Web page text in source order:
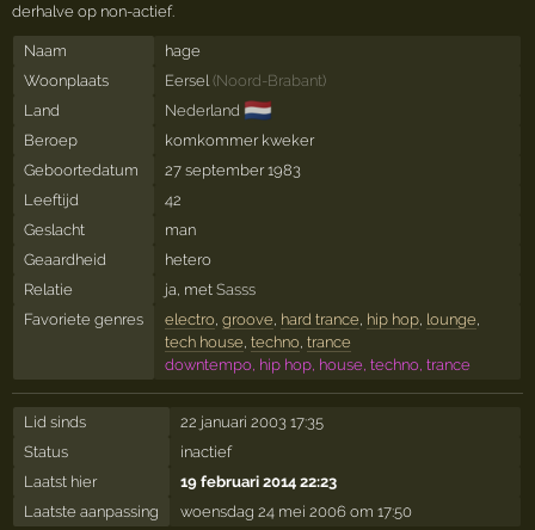
derhalve op non-actief.
Naam
hage
Woonplaats
Eersel (Noord-Brabant)
Land
Nederland 🇳🇱
Beroep
komkommer kweker
Geboortedatum
27 september 1983
Leeftijd
42
Geslacht
man
Geaardheid
hetero
Relatie
ja, met Sasss
Favoriete genres
electro, groove hard trance hip hop, lounge
tech house techno, trance
downtempo, hip hop, house, techno, trance
Lid sinds
22 januari 2003 17:35
Status
inactief
Laatst hier
19 februari 2014 22:23
Laatste aanpassing
woensdag 24 mei 2006 om 17:50